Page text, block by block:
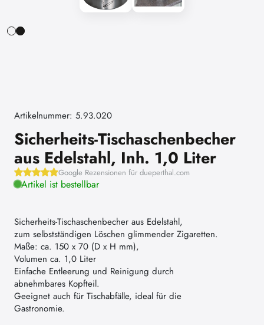
Artikelnummer: 5.93.020
Sicherheits-Tischaschenbecher
aus Edelstahl, Inh. 1,0 Liter
Google Rezensionen für dueperthal.com
Artikel ist bestellbar
Sicherheits-Tischaschenbecher aus Edelstahl,
zum selbstständigen Löschen glimmender Zigaretten.
Maße: ca. 150 x 70 (D x H mm),
Volumen ca. 1,0 Liter
Einfache Entleerung und Reinigung durch
abnehmbares Kopfteil.
Geeignet auch für Tischabfälle, ideal für die
Gastronomie.